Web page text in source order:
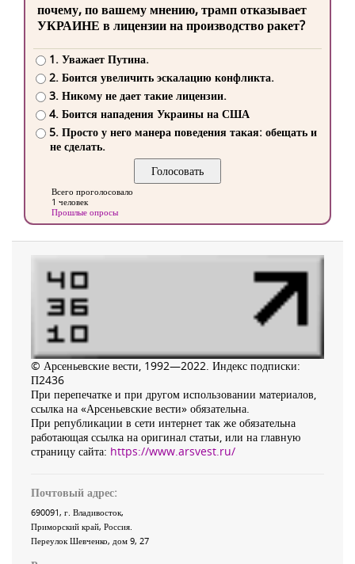
почему, по вашему мнению, трамп отказывает
УКРАИНЕ в лицензии на производство ракет?
1. Уважает Путина.
2. Боится увеличить эскалацию конфликта.
3. Никому не дает такие лицензии.
4. Боится нападения Украины на США
5. Просто у него манера поведения такая: обещать и
не сделать.
Всего проголосовало
1 человек
Прошлые опросы
© Арсеньевские вести, 1992—2022. Индекс подписки:
П2436
При перепечатке и при другом использовании материалов,
ссылка на «Арсеньевские вести» обязательна.
При републикации в сети интернет так же обязательна
работающая ссылка на оригинал статьи, или на главную
страницу сайта: https://www.arsvest.ru/
Почтовый адрес:
690091, г. Владивосток,
Приморский край, Россия
Переулок Шевченко, дом 9, 27